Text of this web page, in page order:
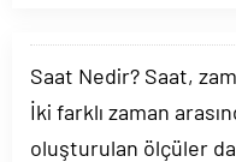
Saat Nedir? Saat,
İki farklı zaman
oluşturulan ölçüler